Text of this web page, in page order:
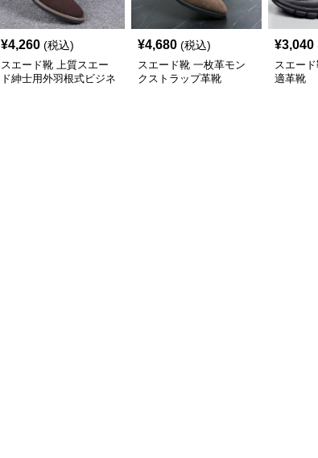
¥4,260 (税込)
スエード靴 上質スエー
ド紳士用外羽根式ビジネ
¥4,680 (税込)
スエード靴 一枚革モン
クストラップ革靴
¥3,040
スエー
適革靴